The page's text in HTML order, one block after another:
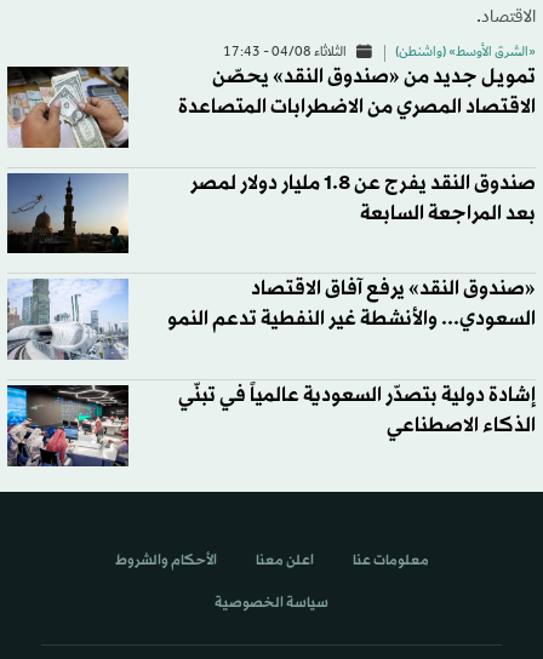
الاقتصاد.
«الشرق الأوسط» (واشنطن) الثلاثاء 04/08 - 17:43
تمويل جديد من «صندوق النقد» يحصّن
الاقتصاد المصري من الاضطرابات المتصاعدة
صندوق النقد يفرج عن 1.8 مليار دولار لمصر
بعد المراجعة السابعة
«صندوق النقد» يرفع آفاق الاقتصاد
السعودي... والأنشطة غير النفطية تدعم النمو
إشادة دولية بتصدّر السعودية عالمياً في تبنّي
الذكاء الاصطناعي
معلومات عنا اعلن معنا الأحكام والشروط
سياسة الخصوصية